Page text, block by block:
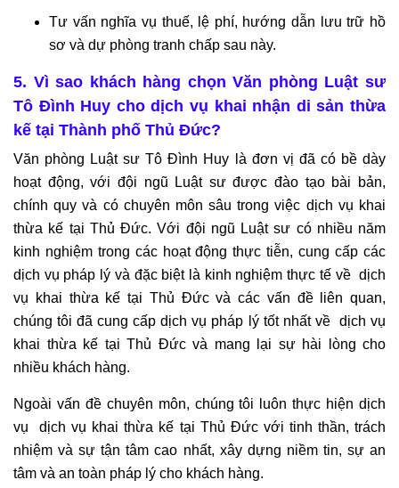
vấn
luật
đất
0909
160684
Tổng
đài
tư
vấn
luật
lao
động
0978845617
đài
tư
vấn
luật
Tư vấn nghĩa vụ thuế, lệ phí, hướng dẫn lưu trữ hồ
sơ và dự phòng tranh chấp sau này.
5. Vì sao khách hàng chọn Văn phòng Luật sư
Tô Đình Huy cho dịch vụ khai nhận di sản thừa
kế tại Thành phố Thủ Đức?
Văn phòng Luật sư Tô Đình Huy là đơn vị đã có bề dày
hoạt động, với đội ngũ Luật sư được đào tạo bài bản,
chính quy và có chuyên môn sâu trong việc dịch vụ khai
thừa kế tại Thủ Đức. Với đội ngũ Luật sư có nhiều năm
kinh nghiệm trong các hoạt động thực tiễn, cung cấp các
dịch vụ pháp lý và đặc biệt là kinh nghiệm thực tế về dịch
vụ khai thừa kế tại Thủ Đức và các vấn đề liên quan,
chúng tôi đã cung cấp dịch vụ pháp lý tốt nhất về dịch vụ
khai thừa kế tại Thủ Đức và mang lại sự hài lòng cho
nhiều khách hàng.
Ngoài vấn đề chuyên môn, chúng tôi luôn thực hiện dịch
vụ dịch vụ khai thừa kế tại Thủ Đức với tinh thần, trách
nhiệm và sự tận tâm cao nhất, xây dựng niềm tin, sự an
tâm và an toàn pháp lý cho khách hàng.